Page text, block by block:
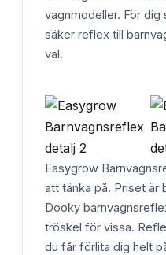
vagnmodeller. För dig
säker reflex till
val.
Easygrow
att tänka på. Priset är
Dooky
tröskel för vissa.
du får förlita dig helt